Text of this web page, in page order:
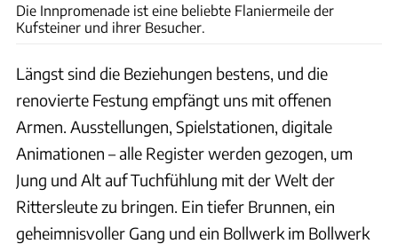
Die Innpromenade ist eine beliebte Flaniermeile der
Kufsteiner und ihrer Besucher.
Längst sind die Beziehungen bestens, und die
renovierte Festung empfängt uns mit offenen
Armen. Ausstellungen, Spielstationen, digitale
Animationen – alle Register werden gezogen, um
Jung und Alt auf Tuchfühlung mit der Welt der
Rittersleute zu bringen. Ein tiefer Brunnen, ein
geheimnisvoller Gang und ein Bollwerk im Bollwerk